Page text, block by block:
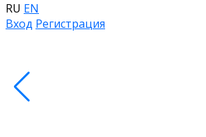
RU EN
Вход Регистрация